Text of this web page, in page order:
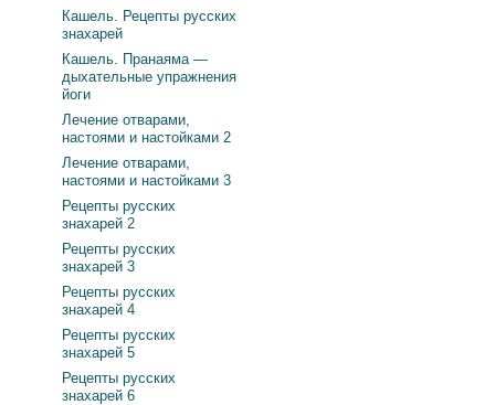
Кашель. Рецепты русских
знахарей
Кашель. Пранаяма —
дыхательные упражнения
йоги
Лечение отварами,
настоями и настойками 2
Лечение отварами,
настоями и настойками 3
Рецепты русских
знахарей 2
Рецепты русских
знахарей 3
Рецепты русских
знахарей 4
Рецепты русских
знахарей 5
Рецепты русских
знахарей 6